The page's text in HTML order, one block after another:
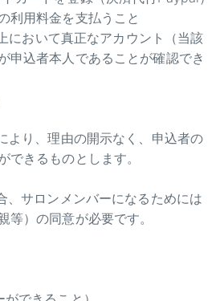
利用料金を支払うこと
おいて真正なアカウント（当該
申込者本人であることが確認でき
より、理由の開示なく、申込者の
できるものとします。
、サロンメンバーになるためには
等）の同意が必要です。